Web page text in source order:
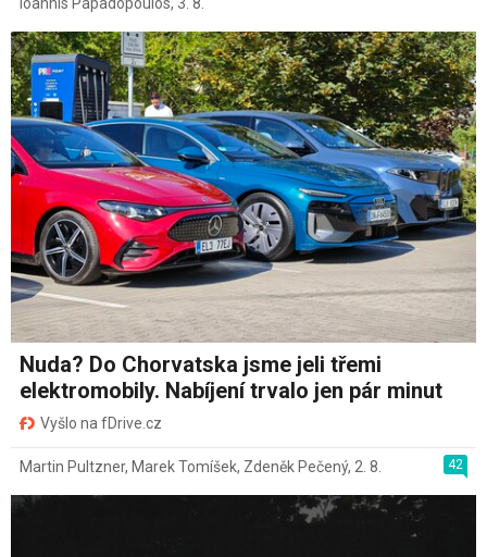
Ioannis Papadopoulos, 3. 8.
Nuda? Do Chorvatska jsme jeli třemi
elektromobily. Nabíjení trvalo jen pár minut
Vyšlo na fDrive.cz
42
Martin Pultzner, Marek Tomíšek, Zdeněk Pečený, 2. 8.